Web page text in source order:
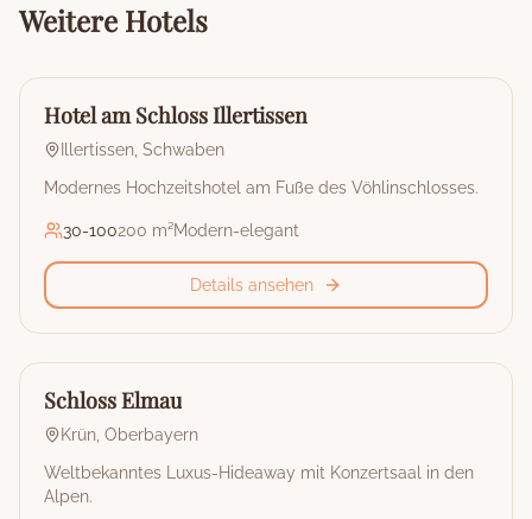
Weitere Hotels
🏰
Hotel
Hotel am Schloss Illertissen
Illertissen Schwaben
Modernes Hochzeitshotel am Fuße des Vöhlinschlosses.
30-100200 m²Modern-elegant
Details ansehen
🏰
Hotel
Schloss Elmau
Krün Oberbayern
Weltbekanntes Luxus-Hideaway mit Konzertsaal in den
Alpen.